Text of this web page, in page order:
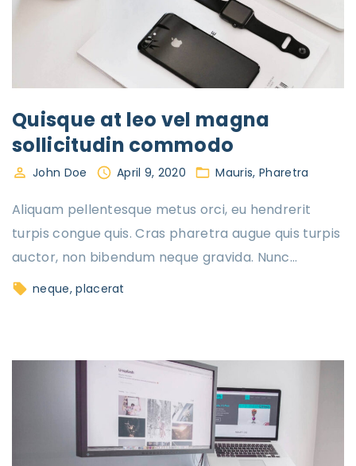
Quisque at leo vel magna
sollicitudin commodo
John Doe April 9, 2020 Mauris Pharetra
Aliquam pellentesque metus orci, eu hendrerit
turpis congue quis. Cras pharetra augue quis turpis
auctor, non bibendum neque gravida. Nunc…
neque placerat